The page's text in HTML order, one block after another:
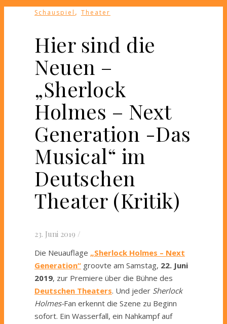
Schauspiel , Theater
Hier sind die
Neuen –
„Sherlock
Holmes – Next
Generation -Das
Musical“ im
Deutschen
Theater (Kritik)
23. Juni 2019 /
Die Neuauflage „Sherlock Holmes – Next
Generation“ groovte am Samstag, 22. Juni
2019, zur Premiere über die Bühne des
Deutschen Theaters. Und jeder Sherlock
Holmes-Fan erkennt die Szene zu Beginn
sofort. Ein Wasserfall, ein Nahkampf auf